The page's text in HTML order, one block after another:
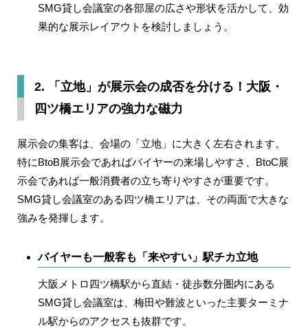
SMG貸し会議室の各部屋の広さや形状を活かして、効
果的な展示レイアウトを検討しましょう。
2. 「立地」が展示会の成否を分ける！大阪・
四ツ橋エリアの強力な磁力
展示会の集客は、会場の「立地」に大きく左右されます。
特にBtoB展示会であればバイヤーの来場しやすさ、BtoC展
示会であれば一般消費者の立ち寄りやすさが重要です。
SMG貸し会議室のある四ツ橋エリアは、その両面で大きな
強みを発揮します。
バイヤーも一般客も「来やすい」駅チカ立地
大阪メトロ四ツ橋駅から直結・徒歩数分圏内にある
SMG貸し会議室は、梅田や難波といった主要ターミナ
ル駅からのアクセスも抜群です。